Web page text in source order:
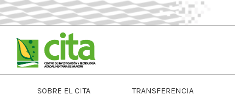
SOBRE EL CITA TRANSFERENCIA